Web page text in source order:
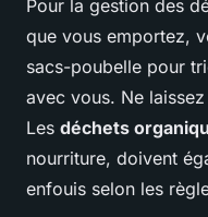
Pour la gestion des
que vous emportez,
sacs-poubelle pour
avec vous. Ne
Les déchets
nourriture, doivent
enfouis selon les